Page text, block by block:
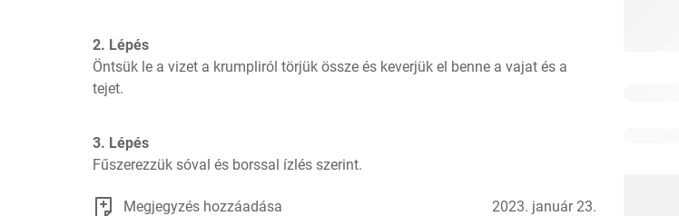
2. Lépés
Öntsük le a vizet a krumpliról törjük össze és keverjük el benne a vajat és a
tejet.
3. Lépés
Fűszerezzük sóval és borssal ízlés szerint.
Megjegyzés hozzáadása 2023. január 23.